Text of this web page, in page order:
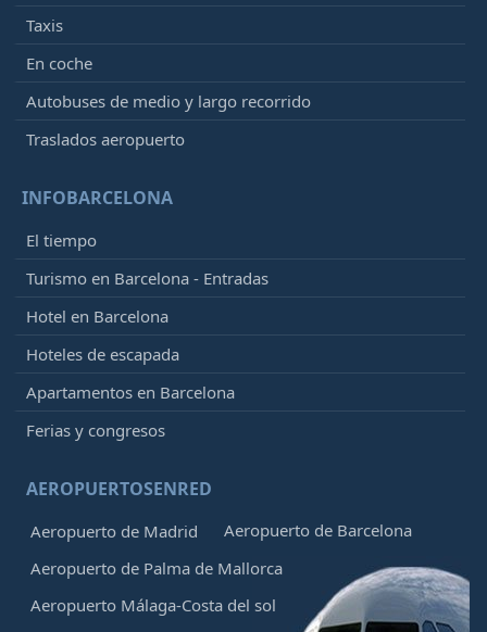
Taxis
En coche
Autobuses de medio y largo recorrido
Traslados aeropuerto
INFOBARCELONA
El tiempo
Turismo en Barcelona - Entradas
Hotel en Barcelona
Hoteles de escapada
Apartamentos en Barcelona
Ferias y congresos
AEROPUERTOSENRED
Aeropuerto de Madrid
Aeropuerto de Barcelona
Aeropuerto de Palma de Mallorca
Aeropuerto Málaga-Costa del sol